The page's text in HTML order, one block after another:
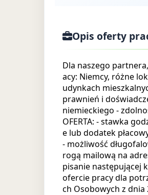
Opis oferty
Dla naszego
acy: Niemcy, różne
udynkach
prawnień i
niemieckiego -
OFERTA: - stawka
e lub dodatek
- możliwość
rogą mailową na
pisanie następującej
ofercie pracy dla
ch Osobowych z